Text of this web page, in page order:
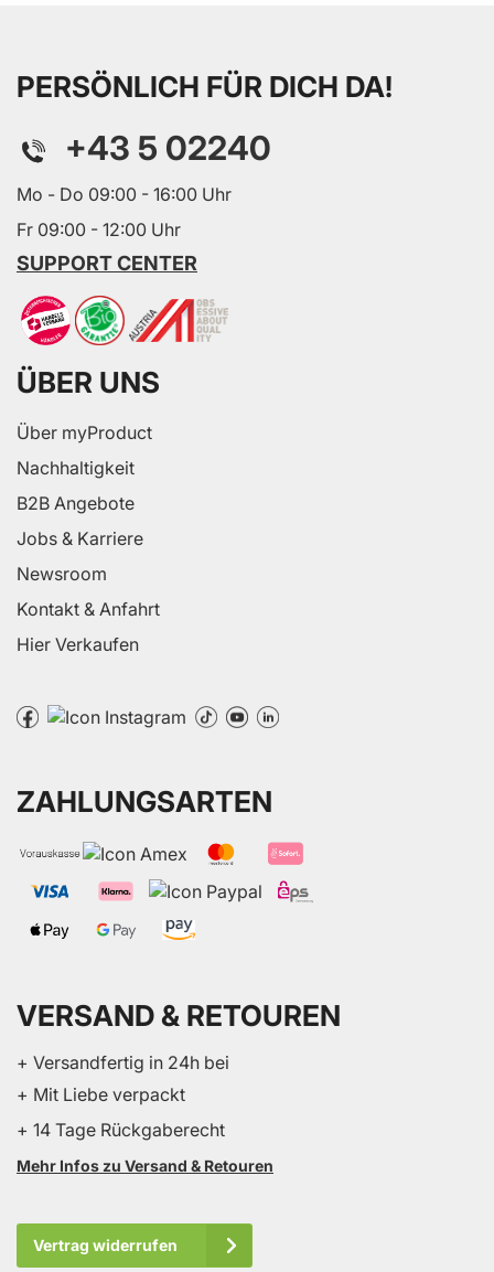
PERSÖNLICH FÜR DICH DA!
+43 5 02240
Mo - Do 09:00 - 16:00 Uhr
Fr 09:00 - 12:00 Uhr
SUPPORT CENTER
ÜBER UNS
Über myProduct
Nachhaltigkeit
B2B Angebote
Jobs & Karriere
Newsroom
Kontakt & Anfahrt
Hier Verkaufen
ZAHLUNGSARTEN
VERSAND & RETOUREN
+ Versandfertig in 24h bei
+ Mit Liebe verpackt
+ 14 Tage Rückgaberecht
Mehr Infos zu Versand & Retouren
Vertrag widerrufen